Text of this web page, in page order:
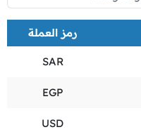
رمز العملة
SAR
EGP
USD